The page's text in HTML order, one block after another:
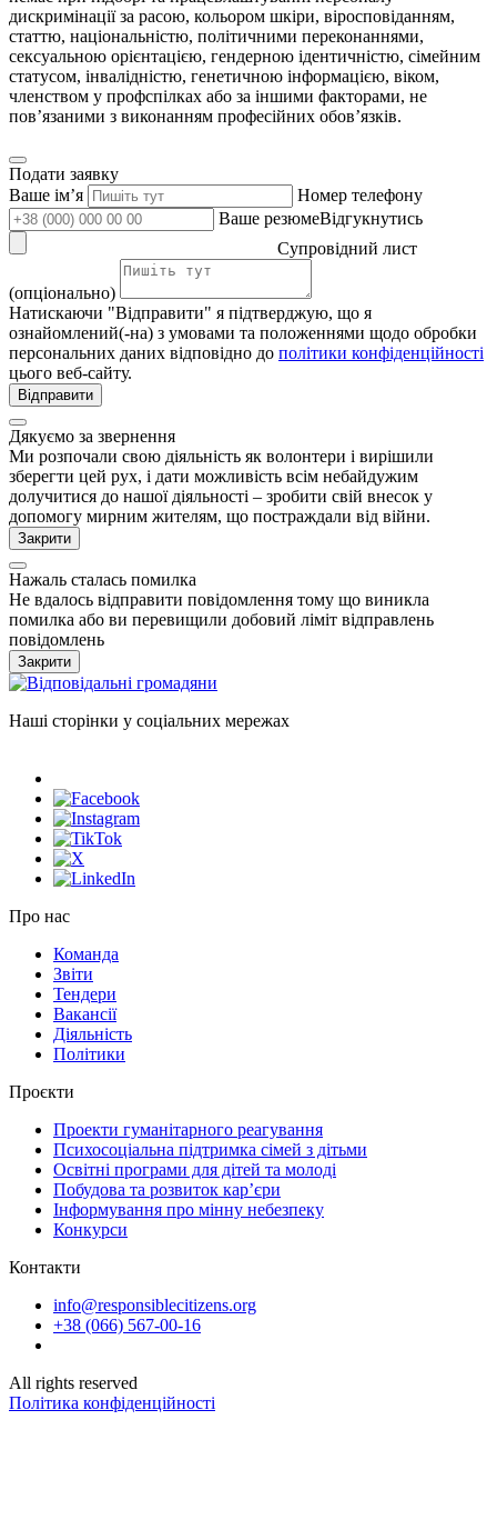
дискримінації за расою, кольором шкіри, віросповіданням,
статтю, національністю, політичними переконаннями,
сексуальною орієнтацією, гендерною ідентичністю, сімейним
статусом, інвалідністю, генетичною інформацією, віком,
членством у профспілках або за іншими факторами, не
пов’язаними з виконанням професійних обов’язків.
Подати заявку
Ваше імʼя
Номер телефону
Ваше резюмеВідгукнутись
Супровідний лист
(опціонально)
Натискаючи "Відправити" я підтверджую, що я
ознайомлений(-на) з умовами та положеннями щодо обробки
персональних даних відповідно до політики конфіденційності
цього веб-сайту.
Відправити
Дякуємо за звернення
Ми розпочали свою діяльність як волонтери і вирішили
зберегти цей рух, і дати можливість всім небайдужим
долучитися до нашої діяльності – зробити свій внесок у
допомогу мирним жителям, що постраждали від війни.
Закрити
Нажаль сталась помилка
Не вдалось відправити повідомлення тому що виникла
помилка або ви перевищили добовий ліміт відправлень
повідомлень
Закрити
Наші сторінки у соціальних мережах
Про нас
Команда
Звіти
Тендери
Вакансії
Діяльність
Політики
Проєкти
Проекти гуманітарного реагування
Психосоціальна підтримка сімей з дітьми
Освітні програми для дітей та молоді
Побудова та розвиток кар’єри
Інформування про мінну небезпеку
Конкурси
Контакти
info@responsiblecitizens.org
+38 (066) 567-00-16
All rights reserved
Політика конфіденційності